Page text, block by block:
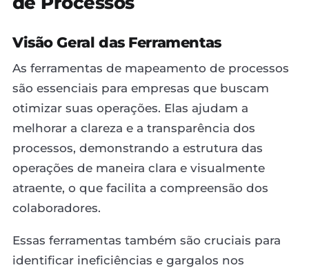
Visão Geral das Ferramentas
As ferramentas de mapeamento de processos
são essenciais para empresas que buscam
otimizar suas operações. Elas ajudam a
melhorar a clareza e a transparência dos
processos, demonstrando a estrutura das
operações de maneira clara e visualmente
atraente, o que facilita a compreensão dos
colaboradores.
Essas ferramentas também são cruciais para
identificar ineficiências e gargalos nos